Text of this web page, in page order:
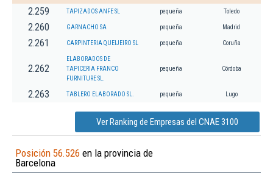
2.259 TAPIZADOS ANFE SL pequeña Toledo
2.260 GARNACHO SA pequeña Madrid
2.261 CARPINTERIA QUEIJEIRO SL pequeña Coruña
2.262
ELABORADOS DE
TAPICERIA FRANCO
FURNITURE SL.
pequeña Córdoba
2.263 TABLERO ELABORADO SL. pequeña Lugo
Ver Ranking de Empresas del CNAE 3100
Posición 56.526 en la provincia de
Barcelona